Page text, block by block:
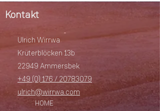
Kontakt
Ulrich Wirrwa
Krüterblöcken 13b
22949 Ammersbek
+49 (0) 176 / 20783079
ulrich@wirrwa.com
HOME